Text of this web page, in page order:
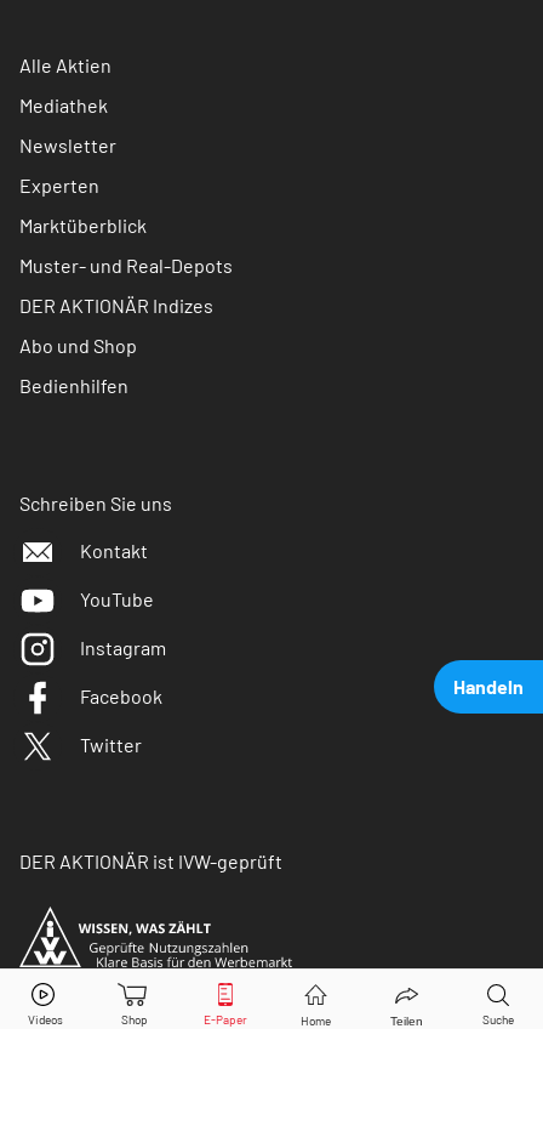
Handeln
NelAktie jetzt handeln?
Alle Aktien
Mediathek
Newsletter
Experten
Marktüberblick
Muster- und Real-Depots
DER AKTIONÄR Indizes
Abo und Shop
Bedienhilfen
Schreiben Sie uns
Kontakt
YouTube
Instagram
Facebook
Twitter
DER AKTIONÄR ist IVW-geprüft